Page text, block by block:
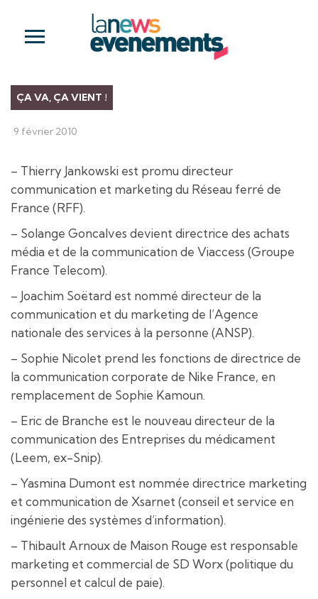
ÇA VA, ÇA VIENT !
9 février 2010
– Thierry Jankowski est promu directeur
communication et marketing du Réseau ferré de
France (RFF).
– Solange Goncalves devient directrice des achats
média et de la communication de Viaccess (Groupe
France Telecom).
– Joachim Soëtard est nommé directeur de la
communication et du marketing de l’Agence
nationale des services à la personne (ANSP).
– Sophie Nicolet prend les fonctions de directrice de
la communication corporate de Nike France, en
remplacement de Sophie Kamoun.
– Eric de Branche est le nouveau directeur de la
communication des Entreprises du médicament
(Leem, ex-Snip).
– Yasmina Dumont est nommée directrice marketing
et communication de Xsarnet (conseil et service en
ingénierie des systèmes d’information).
– Thibault Arnoux de Maison Rouge est responsable
marketing et commercial de SD Worx (politique du
personnel et calcul de paie).